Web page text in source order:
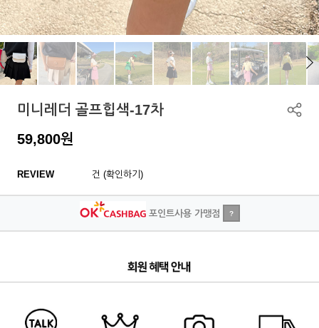
미니레더 골프힙색-17차
59,800원
REVIEW 건 (확인하기)
포인트사용 가맹점 ?